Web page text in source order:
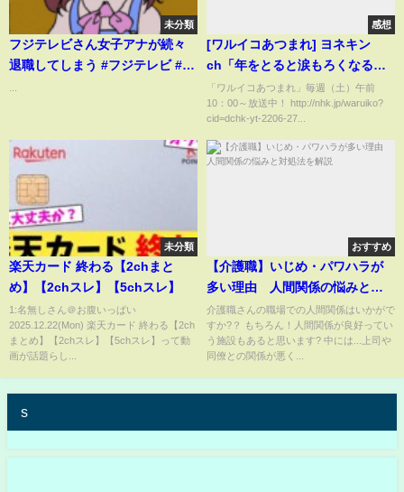
未分類
フジテレビさん女子アナが続々
退職してしまう #フジテレビ #中
感想
[ワルイコあつまれ] ヨネキン
ch「年をとると涙もろくなる」
高齢者あるある！年伝説 | NHK
「ワルイコあつまれ」毎週（土）午前
10：00～放送中！ http://nhk.jp/waruiko?
cid=dchk-yt-2206-27...
未分類
楽天カード 終わる【2chまと
め】【2chスレ】【5chスレ】
1:名無しさん＠お腹いっぱい
2025.12.22(Mon) 楽天カード 終わる【2ch
まとめ】【2chスレ】【5chスレ】って動
画が話題らし...
おすすめ
【介護職】いじめ・パワハラが
多い理由 人間関係の悩みと対
処法を解説
介護職さんの職場での人間関係はいかがで
すか?？ もちろん！人間関係が良好ってい
う施設もあると思います? 中には...上司や
同僚との関係が悪く...
s